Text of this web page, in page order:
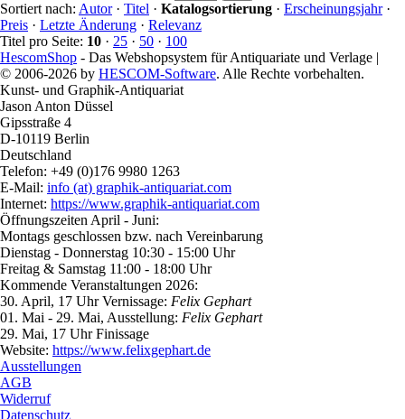
Sortiert nach: Autor· Titel · Katalogsortierung · Erscheinungsjahr·
Preis · Letzte Änderung · Relevanz
Titel pro Seite: 10 · 25 · 50 · 100
HescomShop - Das Webshopsystem für Antiquariate und Verlage |
© 2006-2026 by HESCOM-Software. Alle Rechte vorbehalten.
Kunst- und Graphik-Antiquariat
Jason Anton Düssel
Gipsstraße 4
D-10119 Berlin
Deutschland
Telefon: +49 (0)176 9980 1263
E-Mail: info (at) graphik-antiquariat.com
Internet: https://www.graphik-antiquariat.com
Öffnungszeiten April - Juni:
Montags geschlossen bzw. nach Vereinbarung
Dienstag - Donnerstag 10:30 - 15:00 Uhr
Freitag & Samstag 11:00 - 18:00 Uhr
Kommende Veranstaltungen 2026:
30. April, 17 Uhr Vernissage: Felix Gephart
01. Mai - 29. Mai, Ausstellung: Felix Gephart
29. Mai, 17 Uhr Finissage
Website: https://www.felixgephart.de
Ausstellungen
AGB
Widerruf
Datenschutz